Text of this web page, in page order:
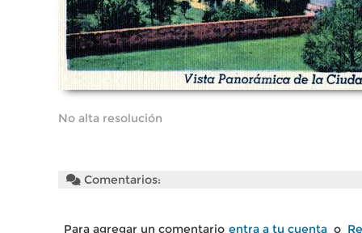
No alta resolución
Comentarios:
Para agregar un comentario entra a tu cuenta o